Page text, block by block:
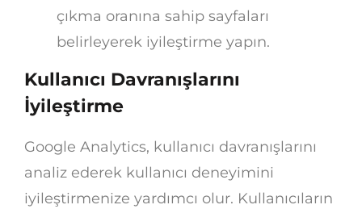
çıkma oranına sahip sayfaları
belirleyerek iyileştirme yapın.
Kullanıcı Davranışlarını
İyileştirme
Google Analytics, kullanıcı davranışlarını
analiz ederek kullanıcı deneyimini
iyileştirmenize yardımcı olur. Kullanıcıların